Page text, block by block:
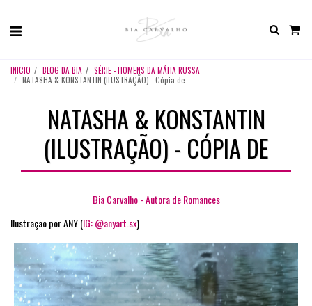
INICIO BLOG DA BIA
SÉRIE - HOMENS DA MÁFIA RUSSA
NATASHA & KONSTANTIN (ILUSTRAÇÃO) - Cópia de
NATASHA & KONSTANTIN
(ILUSTRAÇÃO) - CÓPIA DE
Bia Carvalho - Autora de Romances
Ilustração por ANY (IG: @anyart.sx)